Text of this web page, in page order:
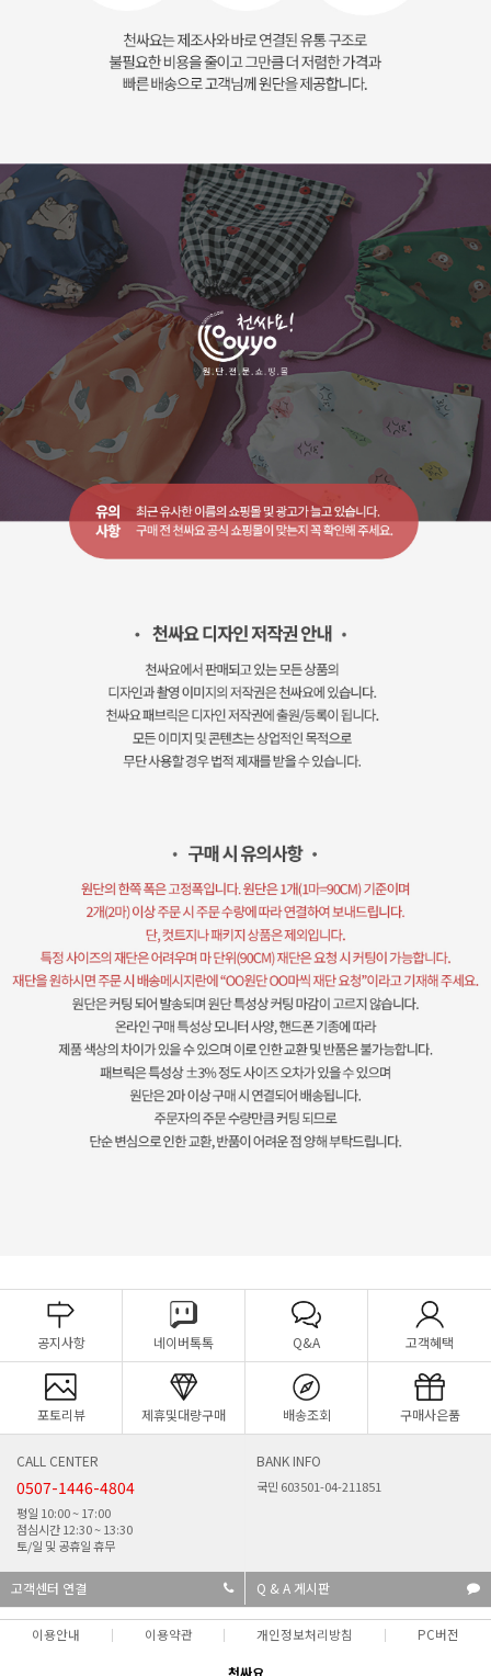
공지사항 네이버톡톡 Q&A 고객혜택
포토리뷰 제휴및대량구매 배송조회 구매사은품
CALL CENTER
0507-1446-4804
평일 10:00 ~ 17:00
점심시간 12:30 ~ 13:30
토/일 및 공휴일 휴무
BANK INFO
국민 603501-04-211851
고객센터 연결 Q & A 게시판
이용안내 이용약관 개인정보처리방침 PC버전
천싸요